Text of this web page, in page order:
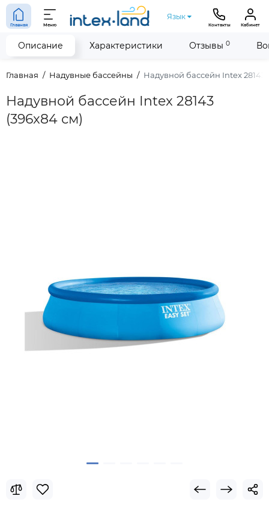
Главная Меню
Язык
Контакты Кабинет
Главная Надувные бассейны Надувной бассейн Intex 28143
Надувной бассейн Intex 28143
(396x84 см)
Описание Характеристики Отзывы 0